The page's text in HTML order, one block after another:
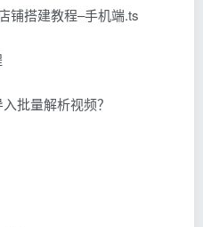
铺搭建教程–手机端.ts
批量解析视频？